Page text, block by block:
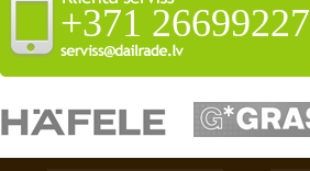
+371 26699227